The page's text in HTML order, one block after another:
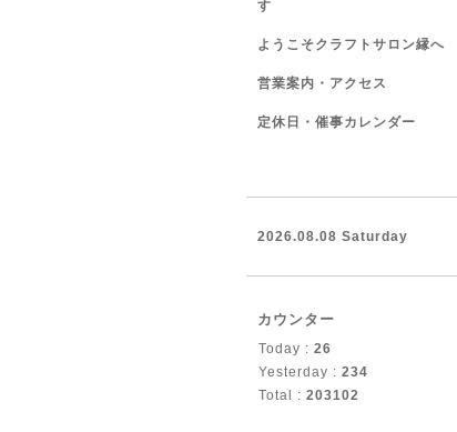
す
ようこそクラフトサロン縁へ
営業案内・アクセス
定休日・催事カレンダー
2026.08.08 Saturday
カウンター
Today : 26
Yesterday : 234
Total : 203102